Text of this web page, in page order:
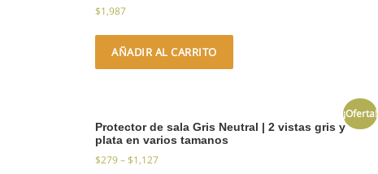
$1,987
AÑADIR AL CARRITO
¡Oferta!
Protector de sala Gris Neutral | 2 vistas gris y
plata en varios tamanos
$279–$1,127